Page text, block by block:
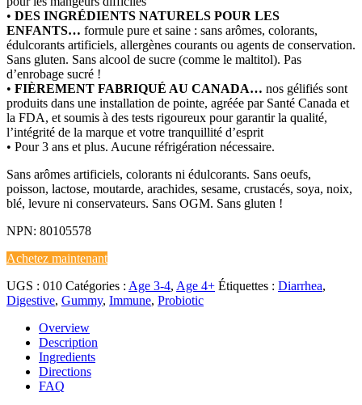
• DES INGRÉDIENTS NATURELS POUR LES
ENFANTS… formule pure et saine : sans arômes, colorants,
édulcorants artificiels, allergènes courants ou agents de conservation.
Sans gluten. Sans alcool de sucre (comme le maltitol). Pas
d’enrobage sucré !
• FIÈREMENT FABRIQUÉ AU CANADA… nos gélifiés sont
produits dans une installation de pointe, agréée par Santé Canada et
la FDA, et soumis à des tests rigoureux pour garantir la qualité,
l’intégrité de la marque et votre tranquillité d’esprit
• Pour 3 ans et plus. Aucune réfrigération nécessaire.
Sans arômes artificiels, colorants ni édulcorants. Sans oeufs,
poisson, lactose, moutarde, arachides, sesame, crustacés, soya, noix,
blé, levure ni conservateurs. Sans OGM. Sans gluten !
NPN: 80105578
Achetez maintenant
UGS : 010 Catégories : Age 3-4, Age 4+ Étiquettes : Diarrhea,
Digestive, Gummy, Immune, Probiotic
Overview
Description
Ingredients
Directions
FAQ